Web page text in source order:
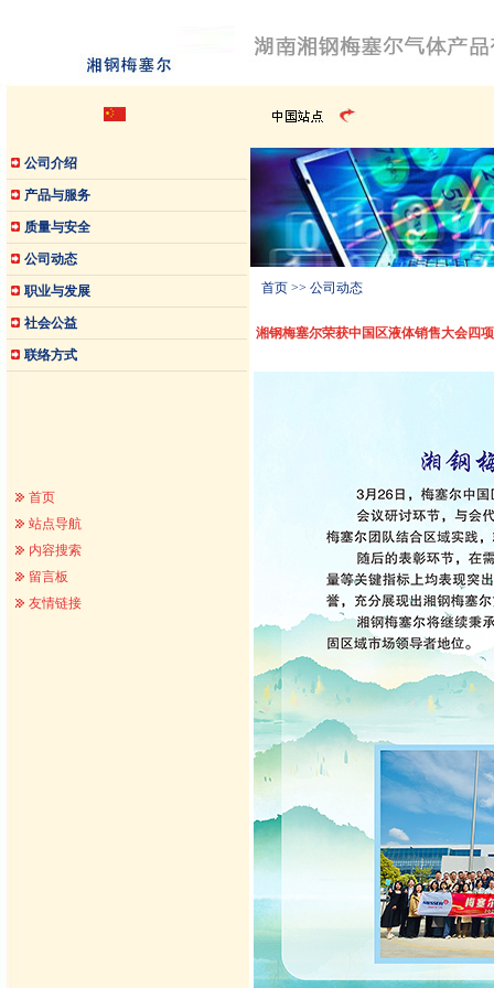
公司介绍
产品与服务
质量与安全
公司动态
职业与发展
社会公益
联络方式
首页
站点导航
内容搜索
留言板
友情链接
首页 >> 公司动态
湘钢梅塞尔荣获中国区液体销售大会四